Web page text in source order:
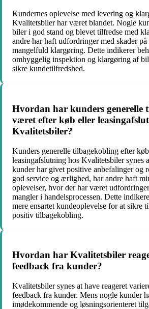
Kundernes oplevelse med levering og
Kvalitetsbiler har været blandet. Nogle
biler i god stand og blevet tilfredse med
andre har haft udfordringer med skader
mangelfuld klargøring. Dette indikerer
omhyggelig inspektion og klargøring af
sikre kundetilfredshed.
Hvordan har kunders generelle
været efter køb eller
Kvalitetsbiler?
Kunders generelle tilbagekobling efter
leasingafslutning hos Kvalitetsbiler synes
kunder har givet positive anbefalinger og
god service og ærlighed, har andre haft
oplevelser, hvor der har været
mangler i handelsprocessen. Dette
mere ensartet kundeoplevelse for at sikre
positiv tilbagekobling.
Hvordan har Kvalitetsbiler
feedback fra kunder?
Kvalitetsbiler synes at have reageret
feedback fra kunder. Mens nogle kunder
imødekommende og løsningsorienteret